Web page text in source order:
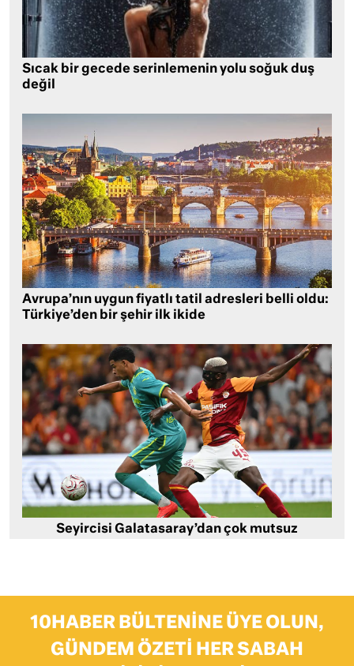
Sıcak bir gecede serinlemenin yolu soğuk duş
değil
Avrupa’nın uygun fiyatlı tatil adresleri belli oldu:
Türkiye’den bir şehir ilk ikide
Seyircisi Galatasaray’dan çok mutsuz
10HABER BÜLTENINE ÜYE OLUN,
GÜNDEM ÖZETI HER SABAH